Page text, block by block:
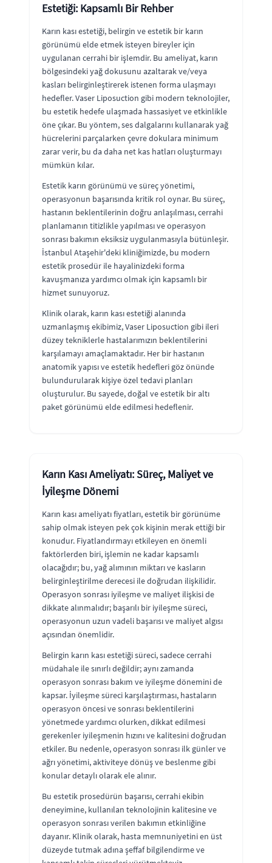
Estetiği: Kapsamlı Bir Rehber
Karın kası estetiği, belirgin ve estetik bir karın
görünümü elde etmek isteyen bireyler için
uygulanan cerrahi bir işlemdir. Bu ameliyat, karın
bölgesindeki yağ dokusunu azaltarak ve/veya
kasları belirginleştirerek istenen forma ulaşmayı
hedefler. Vaser Liposuction gibi modern teknolojiler,
bu estetik hedefe ulaşmada hassasiyet ve etkinlikle
öne çıkar. Bu yöntem, ses dalgalarını kullanarak yağ
hücrelerini parçalarken çevre dokulara minimum
zarar verir, bu da daha net kas hatları oluşturmayı
mümkün kılar.
Estetik karın görünümü ve süreç yönetimi,
operasyonun başarısında kritik rol oynar. Bu süreç,
hastanın beklentilerinin doğru anlaşılması, cerrahi
planlamanın titizlikle yapılması ve operasyon
sonrası bakımın eksiksiz uygulanmasıyla bütünleşir.
İstanbul Ataşehir'deki kliniğimizde, bu modern
estetik prosedür ile hayalinizdeki forma
kavuşmanıza yardımcı olmak için kapsamlı bir
hizmet sunuyoruz.
Klinik olarak, karın kası estetiği alanında
uzmanlaşmış ekibimiz, Vaser Liposuction gibi ileri
düzey tekniklerle hastalarımızın beklentilerini
karşılamayı amaçlamaktadır. Her bir hastanın
anatomik yapısı ve estetik hedefleri göz önünde
bulundurularak kişiye özel tedavi planları
oluşturulur. Bu sayede, doğal ve estetik bir altı
paket görünümü elde edilmesi hedeflenir.
Karın Kası Ameliyatı: Süreç, Maliyet ve
İyileşme Dönemi
Karın kası ameliyatı fiyatları, estetik bir görünüme
sahip olmak isteyen pek çok kişinin merak ettiği bir
konudur. Fiyatlandırmayı etkileyen en önemli
faktörlerden biri, işlemin ne kadar kapsamlı
olacağıdır; bu, yağ alımının miktarı ve kasların
belirginleştirilme derecesi ile doğrudan ilişkilidir.
Operasyon sonrası iyileşme ve maliyet ilişkisi de
dikkate alınmalıdır; başarılı bir iyileşme süreci,
operasyonun uzun vadeli başarısı ve maliyet algısı
açısından önemlidir.
Belirgin karın kası estetiği süreci, sadece cerrahi
müdahale ile sınırlı değildir; aynı zamanda
operasyon sonrası bakım ve iyileşme dönemini de
kapsar. İyileşme süreci karşılaştırması, hastaların
operasyon öncesi ve sonrası beklentilerini
yönetmede yardımcı olurken, dikkat edilmesi
gerekenler iyileşmenin hızını ve kalitesini doğrudan
etkiler. Bu nedenle, operasyon sonrası ilk günler ve
ağrı yönetimi, aktiviteye dönüş ve beslenme gibi
konular detaylı olarak ele alınır.
Bu estetik prosedürün başarısı, cerrahi ekibin
deneyimine, kullanılan teknolojinin kalitesine ve
operasyon sonrası verilen bakımın etkinliğine
dayanır. Klinik olarak, hasta memnuniyetini en üst
düzeyde tutmak adına şeffaf bilgilendirme ve